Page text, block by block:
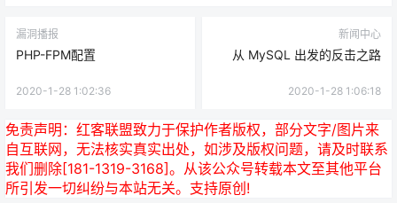
漏洞播报
PHP-FPM配置
2020-1-28 1:02:36
新闻中心
从 MySQL 出发的反击之路
2020-1-28 1:06:18
免责声明： 红客联盟致力于保护作者版权，部分文字/图片来
自互联网，无法核实真实出处，如涉及版权问题，请及时联系
我们删除[181-1319-3168]。从该公众号转载本文至其他平台
所引发一切纠纷与本站无关。支持原创!